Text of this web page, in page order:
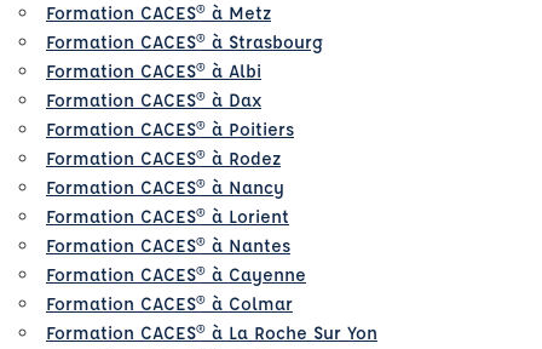
Formation CACES® à Metz
Formation CACES® à Strasbourg
Formation CACES® à Albi
Formation CACES® à Dax
Formation CACES® à Poitiers
Formation CACES® à Rodez
Formation CACES® à Nancy
Formation CACES® à Lorient
Formation CACES® à Nantes
Formation CACES® à Cayenne
Formation CACES® à Colmar
Formation CACES® à La Roche Sur Yon